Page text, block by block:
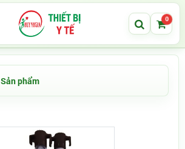
0
Sản phẩm